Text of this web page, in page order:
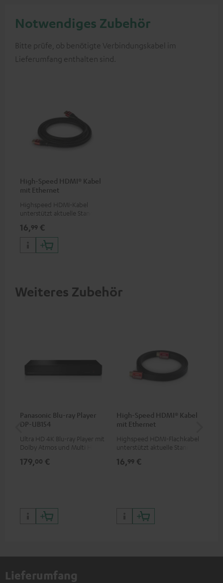
Notwendiges Zubehör
Bitte prüfe, ob benötigte Verbindungskabel im
Lieferumfang enthalten sind.
High-Speed HDMI® Kabel
mit Ethernet
Highspeed HDMI-Kabel
unterstützt aktuelle Standards
16,99 €
Weiteres Zubehör
Panasonic Blu-ray Player
DP-UB154
Ultra HD 4K Blu-ray Player mit
Dolby Atmos und Multi HDR-
HDR10+ für eine überragende
179,00 €
High-Speed HDMI® Kabel
mit Ethernet
Highspeed HDMI-Flachkabel
unterstützt aktuelle Standards
16,99 €
Lieferumfang